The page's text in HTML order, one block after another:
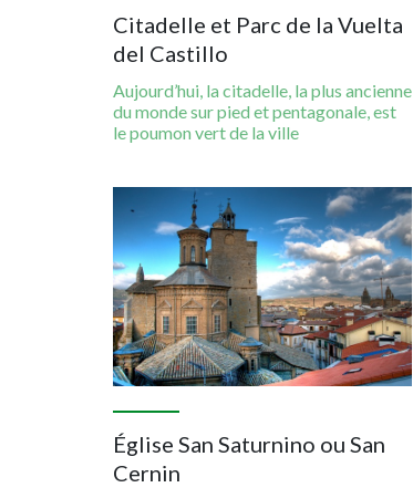
Citadelle et Parc de la Vuelta
del Castillo
Aujourd’hui, la citadelle, la plus ancienne
du monde sur pied et pentagonale, est
le poumon vert de la ville
Église San Saturnino ou San
Cernin